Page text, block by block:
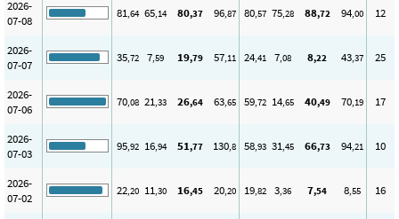
2026-
07-08
81,64 65,14 80,37 96,87 80,57 75,28 88,72 94,00 12
2026-
07-07
35,72 7,59 19,79 57,11 24,41 7,08 8,22 43,37 25
2026-
07-06
70,08 21,33 26,64 63,65 59,72 14,65 40,49 70,19 17
2026-
07-03
95,92 16,94 51,77 130,8 58,93 31,45 66,73 94,21 10
2026-
07-02
22,20 11,30 16,45 20,20 19,82 3,36 7,54 8,55 16